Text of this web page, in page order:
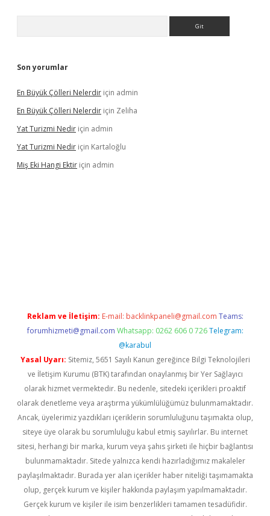
Son yorumlar
En Büyük Çölleri Nelerdir için admin
En Büyük Çölleri Nelerdir için Zeliha
Yat Turizmi Nedir için admin
Yat Turizmi Nedir için Kartaloğlu
Miş Eki Hangi Ektir için admin
Reklam ve İletişim: E-mail: backlinkpaneli@gmail.com Teams:
forumhizmeti@gmail.com Whatsapp: 0262 606 0 726 Telegram:
@karabul
Yasal Uyarı: Sitemiz, 5651 Sayılı Kanun gereğince Bilgi Teknolojileri
ve İletişim Kurumu (BTK) tarafından onaylanmış bir Yer Sağlayıcı
olarak hizmet vermektedir. Bu nedenle, sitedeki içerikleri proaktif
olarak denetleme veya araştırma yükümlülüğümüz bulunmamaktadır.
Ancak, üyelerimiz yazdıkları içeriklerin sorumluluğunu taşımakta olup,
siteye üye olarak bu sorumluluğu kabul etmiş sayılırlar. Bu internet
sitesi, herhangi bir marka, kurum veya şahıs şirketi ile hiçbir bağlantısı
bulunmamaktadır. Sitede yalnızca kendi hazırladığımız makaleler
paylaşılmaktadır. Burada yer alan içerikler haber niteliği taşımamakta
olup, gerçek kurum ve kişiler hakkında paylaşım yapılmamaktadır.
Gerçek kurum ve kişiler ile isim benzerlikleri tamamen tesadüfidir.